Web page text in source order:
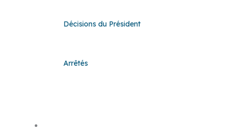
Décisions du Président
Arrêtés